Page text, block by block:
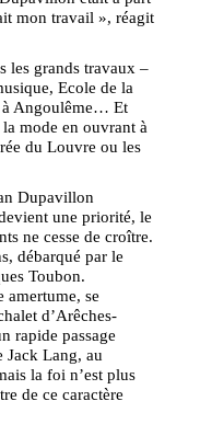
mon travail », réagit
les grands travaux –
Ecole de la
à Angoulême… Et
mode en ouvrant à
du Louvre ou les
Dupavillon
une priorité, le
ne cesse de croître.
débarqué par le
Toubon.
se
d’Arêches-
rapide passage
Jack Lang, au
la foi n’est plus
de ce caractère